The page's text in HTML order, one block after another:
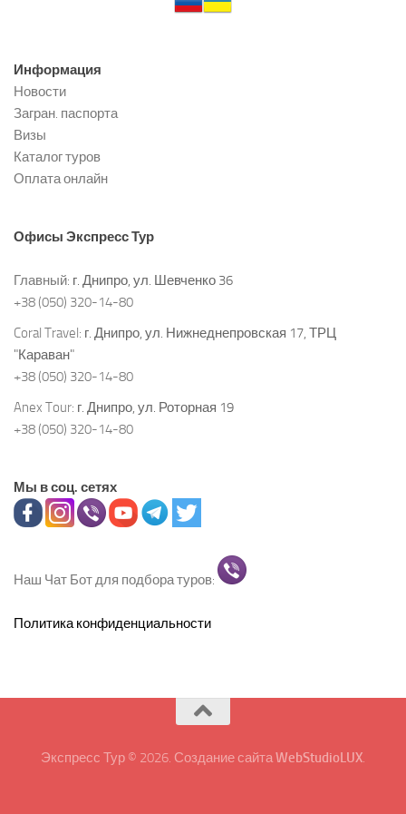
Информация
Новости
Загран. паспорта
Визы
Каталог туров
Оплата онлайн
Офисы Экспресс Тур
Главный: г. Днипро, ул. Шевченко 36
+38 (050) 320-14-80
Coral Travel: г. Днипро, ул. Нижнеднепровская 17, ТРЦ
"Караван"
+38 (050) 320-14-80
Anex Tour: г. Днипро, ул. Роторная 19
+38 (050) 320-14-80
Мы в соц. сетях
Наш Чат Бот для подбора туров:
Политика конфиденциальности
Экспресс Тур © 2026. Создание сайтаWebStudioLUX.